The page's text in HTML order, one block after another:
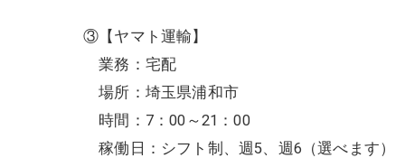
③【ヤマト運輸】
業務：宅配
場所：埼玉県浦和市
時間：7：00～21：00
稼働日：シフト制、週5、週6（選べます）